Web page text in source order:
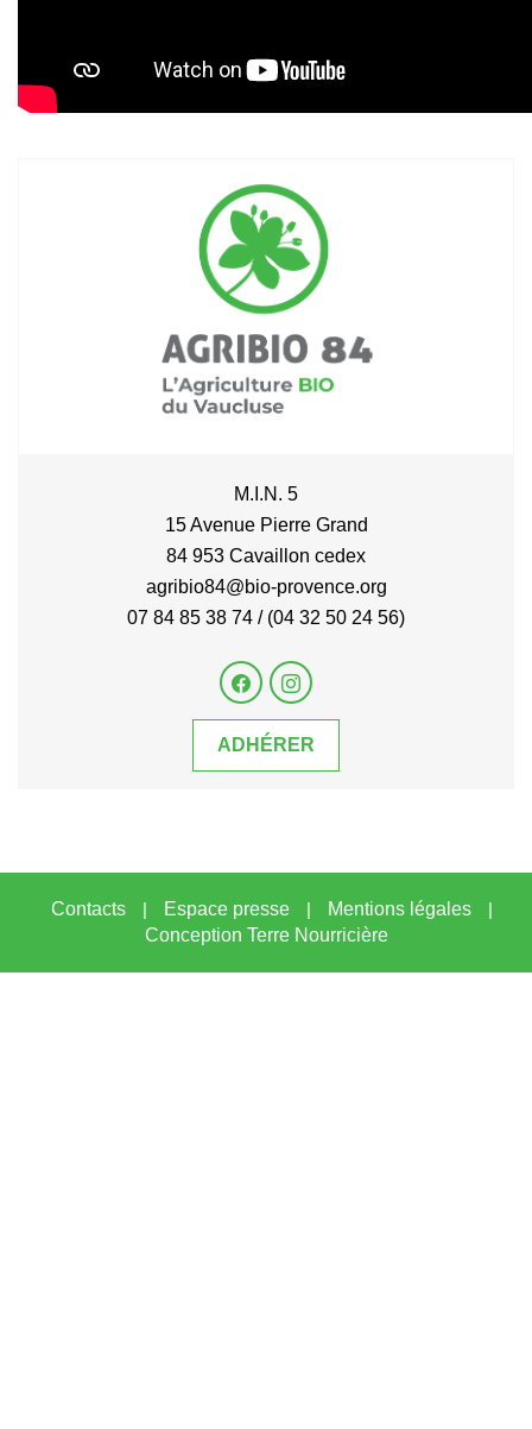
M.I.N. 5
15 Avenue Pierre Grand
84 953 Cavaillon cedex
agribio84@bio-provence.org
07 84 85 38 74 / (04 32 50 24 56)
ADHÉRER
Contacts | Espace presse | Mentions légales
|
Conception Terre Nourricière